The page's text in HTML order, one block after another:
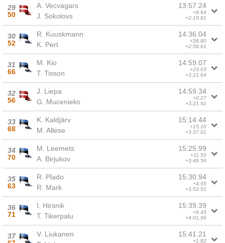
29
50
A. Vecvagars
J. Sokolovs
13:57.24
+8.64
+2:19.81
30
52
R. Kuuskmann
K. Pert
14:36.04
+38.80
+2:58.61
31
66
M. Kio
T. Tisson
14:59.07
+23.03
+3:21.64
32
56
J. Liepa
G. Mucenieks
14:59.34
+0.27
+3:21.91
33
68
K. Kaldjärv
M. Allese
15:14.44
+15.10
+3:37.01
34
70
M. Leemets
A. Birjukov
15:25.99
+11.55
+3:48.56
35
63
R. Plado
R. Mark
15:30.94
+4.95
+3:53.51
36
71
I. Hirsnik
T. Tikerpalu
15:39.39
+8.45
+4:01.96
37
V. Liukanen
15:41.21
+1.82